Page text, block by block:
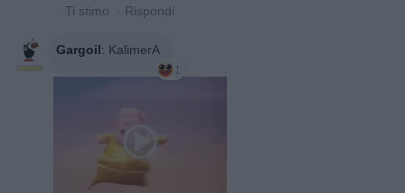
· Ti stimo · Rispondi
Gargoil: KalimerA
1